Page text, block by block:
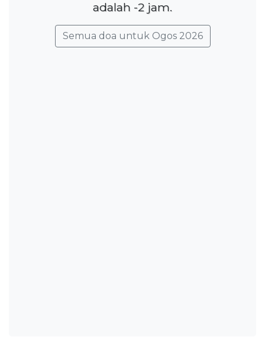
adalah -2 jam.
Semua doa untuk Ogos 2026